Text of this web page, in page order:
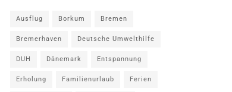
Ausflug Borkum Bremen
Bremerhaven Deutsche Umwelthilfe
DUH Dänemark Entspannung
Erholung Familienurlaub Ferien